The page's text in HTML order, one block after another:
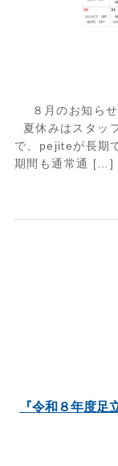
８月のお知らせ
夏休みはスタッ
で、pejiteが長期
期間も通常通 […]
『令和８年度